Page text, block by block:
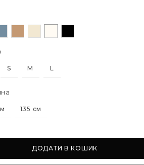
S M L
135 см
ДОДАТИ В КОШИК